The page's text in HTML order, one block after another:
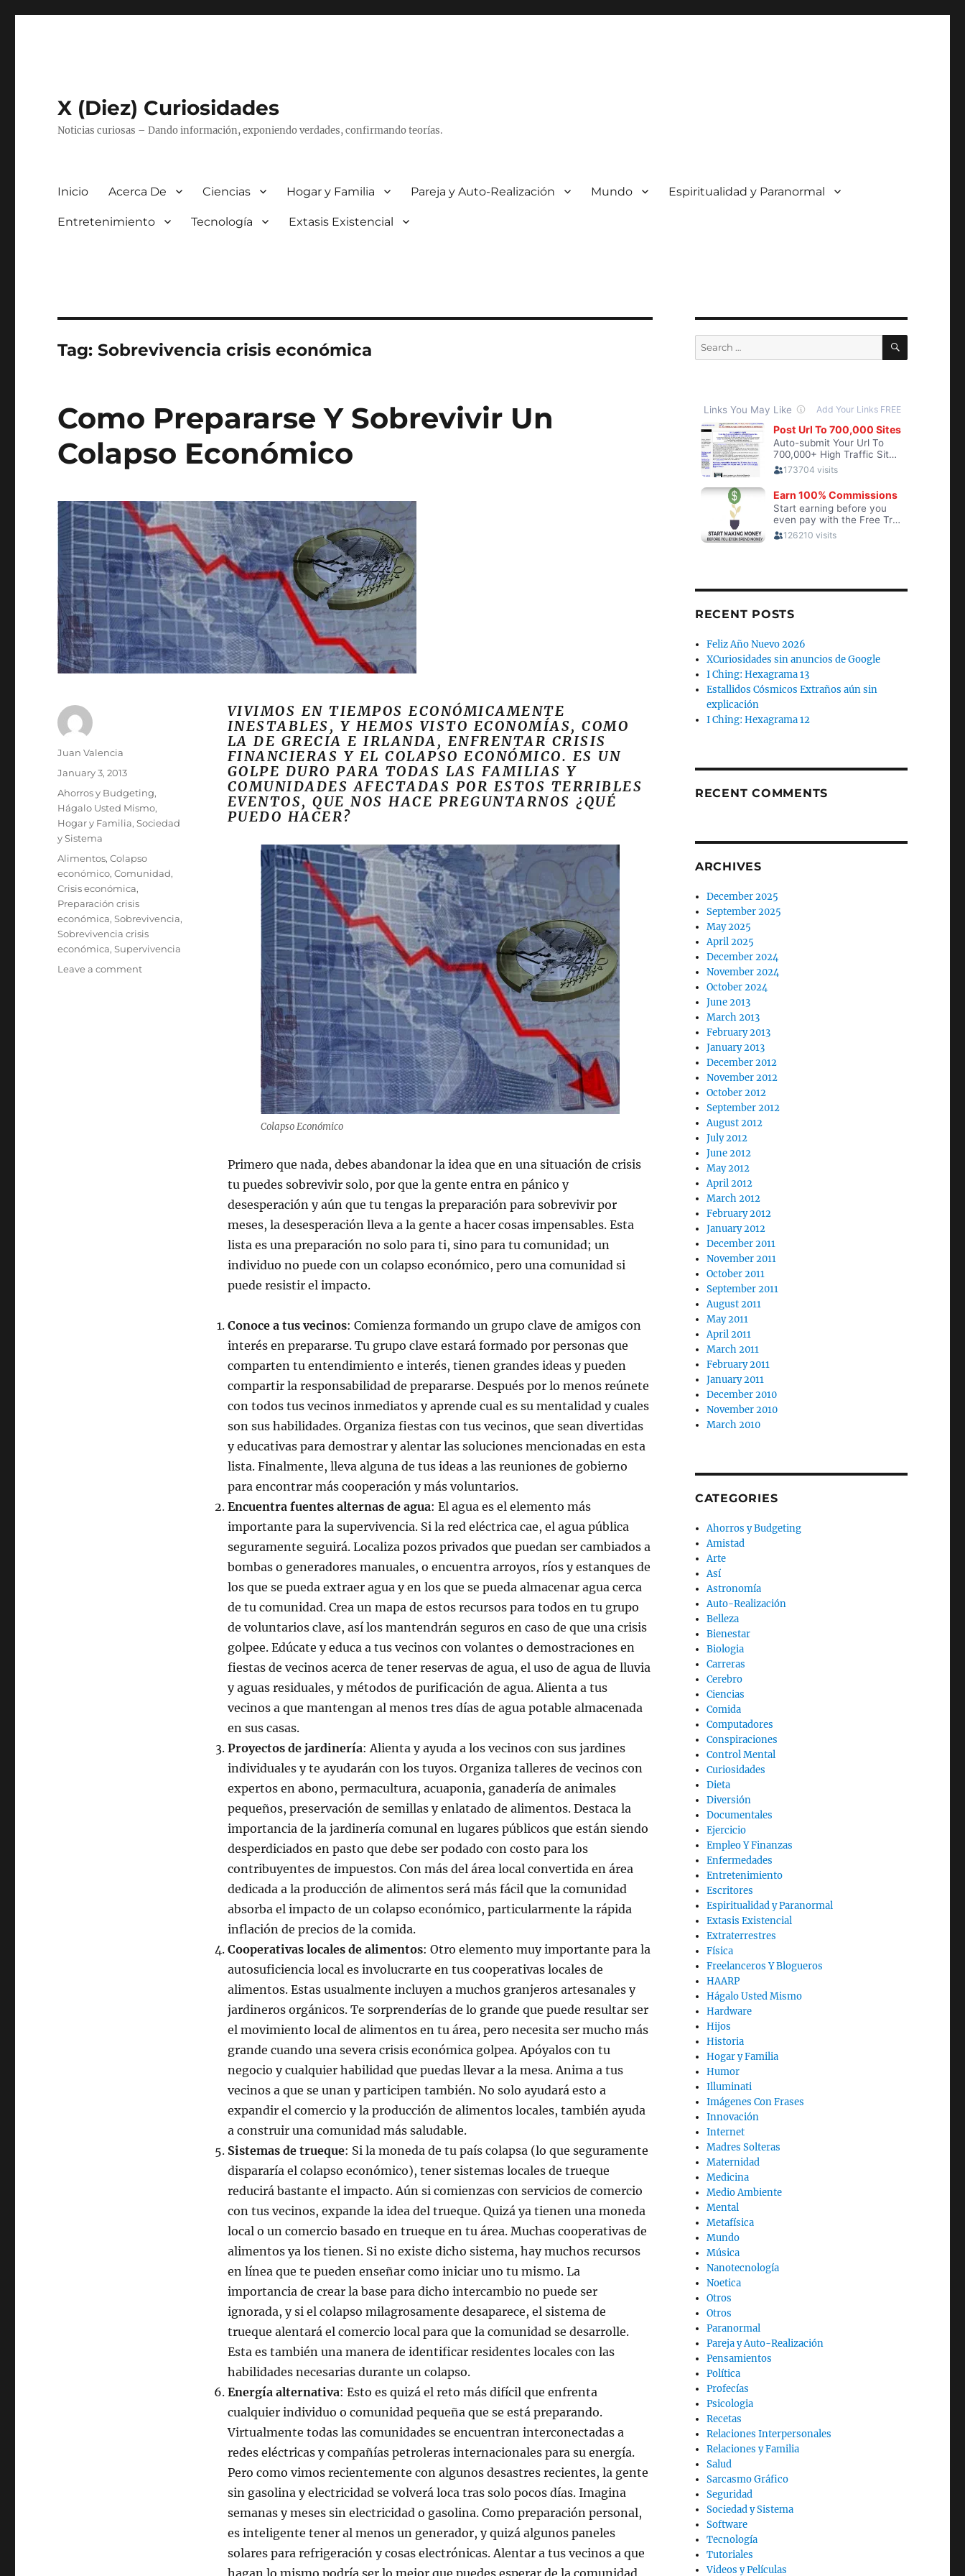
X (Diez) Curiosidades
Noticias curiosas – Dando información, exponiendo verdades, confirmando teorías.
Inicio Acerca De Ciencias Hogar y Familia Pareja y Auto-Realización Mundo Espiritualidad y Paranormal
Entretenimiento Tecnología Extasis Existencial
Tag:Sobrevivencia crisis económica
Como Prepararse Y Sobrevivir Un
Colapso Económico
VIVIMOS EN TIEMPOS ECONÓMICAMENTE
INESTABLES, Y HEMOS VISTO ECONOMÍAS, COMO
LA DE GRECIA E IRLANDA, ENFRENTAR CRISIS
FINANCIERAS Y EL COLAPSO ECONÓMICO. ES UN
GOLPE DURO PARA TODAS LAS FAMILIAS Y
COMUNIDADES AFECTADAS POR ESTOS TERRIBLES
EVENTOS, QUE NOS HACE PREGUNTARNOS ¿QUÉ
PUEDO HACER?
Colapso Económico
Primero que nada, debes abandonar la idea que en una situación de crisis
tu puedes sobrevivir solo, por que la gente entra en pánico y
desesperación y aún que tu tengas la preparación para sobrevivir por
meses, la desesperación lleva a la gente a hacer cosas impensables. Esta
lista es una preparación no solo para ti, sino para tu comunidad; un
individuo no puede con un colapso económico, pero una comunidad si
puede resistir el impacto.
Conoce a tus vecinos: Comienza formando un grupo clave de amigos con
interés en prepararse. Tu grupo clave estará formado por personas que
comparten tu entendimiento e interés, tienen grandes ideas y pueden
compartir la responsabilidad de prepararse. Después por lo menos reúnete
con todos tus vecinos inmediatos y aprende cual es su mentalidad y cuales
son sus habilidades. Organiza fiestas con tus vecinos, que sean divertidas
y educativas para demostrar y alentar las soluciones mencionadas en esta
lista. Finalmente, lleva alguna de tus ideas a las reuniones de gobierno
para encontrar más cooperación y más voluntarios.
Encuentra fuentes alternas de agua: El agua es el elemento más
importante para la supervivencia. Si la red eléctrica cae, el agua pública
seguramente seguirá. Localiza pozos privados que puedan ser cambiados a
bombas o generadores manuales, o encuentra arroyos, ríos y estanques de
los que se pueda extraer agua y en los que se pueda almacenar agua cerca
de tu comunidad. Crea un mapa de estos recursos para todos en tu grupo
de voluntarios clave, así los mantendrán seguros en caso de que una crisis
golpee. Edúcate y educa a tus vecinos con volantes o demostraciones en
fiestas de vecinos acerca de tener reservas de agua, el uso de agua de lluvia
y aguas residuales, y métodos de purificación de agua. Alienta a tus
vecinos a que mantengan al menos tres días de agua potable almacenada
en sus casas.
Proyectos de jardinería: Alienta y ayuda a los vecinos con sus jardines
individuales y te ayudarán con los tuyos. Organiza talleres de vecinos con
expertos en abono, permacultura, acuaponia, ganadería de animales
pequeños, preservación de semillas y enlatado de alimentos. Destaca la
importancia de la jardinería comunal en lugares públicos que están siendo
desperdiciados en pasto que debe ser podado con costo para los
contribuyentes de impuestos. Con más del área local convertida en área
dedicada a la producción de alimentos será más fácil que la comunidad
absorba el impacto de un colapso económico, particularmente la rápida
inflación de precios de la comida.
Cooperativas locales de alimentos: Otro elemento muy importante para la
autosuficiencia local es involucrarte en tus cooperativas locales de
alimentos. Estas usualmente incluyen a muchos granjeros artesanales y
jardineros orgánicos. Te sorprenderías de lo grande que puede resultar ser
el movimiento local de alimentos en tu área, pero necesita ser mucho más
grande cuando una severa crisis económica golpea. Apóyalos con tu
negocio y cualquier habilidad que puedas llevar a la mesa. Anima a tus
vecinos a que se unan y participen también. No solo ayudará esto a
expandir el comercio y la producción de alimentos locales, también ayuda
a construir una comunidad más saludable.
Sistemas de trueque: Si la moneda de tu país colapsa (lo que seguramente
dispararía el colapso económico), tener sistemas locales de trueque
reducirá bastante el impacto. Aún si comienzas con servicios de comercio
con tus vecinos, expande la idea del trueque. Quizá ya tienen una moneda
local o un comercio basado en trueque en tu área. Muchas cooperativas de
alimentos ya los tienen. Si no existe dicho sistema, hay muchos recursos
en línea que te pueden enseñar como iniciar uno tu mismo. La
importancia de crear la base para dicho intercambio no puede ser
ignorada, y si el colapso milagrosamente desaparece, el sistema de
trueque alentará el comercio local para que la comunidad se desarrolle.
Esta es también una manera de identificar residentes locales con las
habilidades necesarias durante un colapso.
Energía alternativa: Esto es quizá el reto más difícil que enfrenta
cualquier individuo o comunidad pequeña que se está preparando.
Virtualmente todas las comunidades se encuentran interconectadas a
redes eléctricas y compañías petroleras internacionales para su energía.
Pero como vimos recientemente con algunos desastres recientes, la gente
sin gasolina y electricidad se volverá loca tras solo pocos días. Imagina
semanas y meses sin electricidad o gasolina. Como preparación personal,
es inteligente tener al menos un generador, y quizá algunos paneles
solares para refrigeración y cosas electrónicas. Alentar a tus vecinos a que
hagan lo mismo podría ser lo mejor que puedes esperar de la comunidad,
Author
Juan Valencia
Posted
on
January 3, 2013
Categories
Ahorros y Budgeting,
Hágalo Usted Mismo,
Hogar y Familia,Sociedad
y Sistema
Tags
Alimentos,Colapso
económico,Comunidad,
Crisis económica,
Preparación crisis
económica,Sobrevivencia,
Sobrevivencia crisis
económica,Supervivencia
Leave a commenton
Search
for:
SEARCH
RECENT POSTS
Feliz Año Nuevo 2026
XCuriosidades sin anuncios de Google
I Ching: Hexagrama 13
Estallidos Cósmicos Extraños aún sin
explicación
I Ching: Hexagrama 12
RECENT COMMENTS
ARCHIVES
December 2025
September 2025
May 2025
April 2025
December 2024
November 2024
October 2024
June 2013
March 2013
February 2013
January 2013
December 2012
November 2012
October 2012
September 2012
August 2012
July 2012
June 2012
May 2012
April 2012
March 2012
February 2012
January 2012
December 2011
November 2011
October 2011
September 2011
August 2011
May 2011
April 2011
March 2011
February 2011
January 2011
December 2010
November 2010
March 2010
CATEGORIES
Ahorros y Budgeting
Amistad
Arte
Así
Astronomía
Auto-Realización
Belleza
Bienestar
Biologia
Carreras
Cerebro
Ciencias
Comida
Computadores
Conspiraciones
Control Mental
Curiosidades
Dieta
Diversión
Documentales
Ejercicio
Empleo Y Finanzas
Enfermedades
Entretenimiento
Escritores
Espiritualidad y Paranormal
Extasis Existencial
Extraterrestres
Física
Freelanceros Y Blogueros
HAARP
Hágalo Usted Mismo
Hardware
Hijos
Historia
Hogar y Familia
Humor
Illuminati
Imágenes Con Frases
Innovación
Internet
Madres Solteras
Maternidad
Medicina
Medio Ambiente
Mental
Metafísica
Mundo
Música
Nanotecnología
Noetica
Otros
Otros
Paranormal
Pareja y Auto-Realización
Pensamientos
Política
Profecías
Psicologia
Recetas
Relaciones Interpersonales
Relaciones y Familia
Salud
Sarcasmo Gráfico
Seguridad
Sociedad y Sistema
Software
Tecnología
Tutoriales
Videos y Películas